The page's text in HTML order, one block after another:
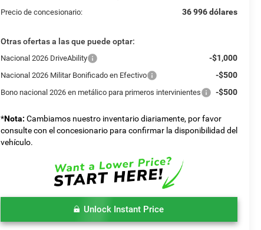
Precio de concesionario: 36 996 dólares
Otras ofertas a las que puede optar:
Nacional 2026 DriveAbility -$1,000
Nacional 2026 Militar Bonificado en Efectivo -$500
Bono nacional 2026 en metálico para primeros intervinientes -$500
*Nota: Cambiamos nuestro inventario diariamente, por favor
consulte con el concesionario para confirmar la disponibilidad del
vehículo.
Unlock Instant Price